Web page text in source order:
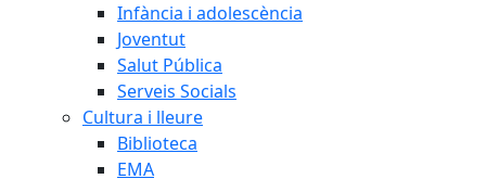
Infància i adolescència
Joventut
Salut Pública
Serveis Socials
Cultura i lleure
Biblioteca
EMA